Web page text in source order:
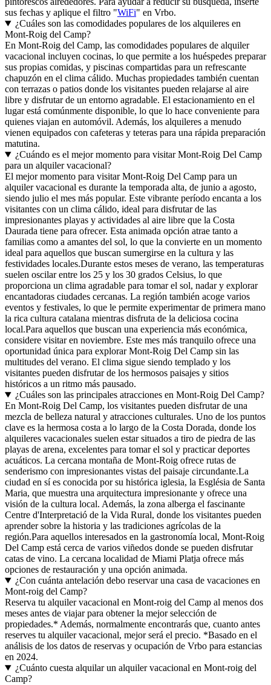
sus fechas y aplique el filtro "WiFi" en Vrbo.
¿Cuáles son las comodidades populares de los alquileres en
Mont-Roig del Camp?
En Mont-Roig del Camp, las comodidades populares de alquiler
vacacional incluyen cocinas, lo que permite a los huéspedes preparar
sus propias comidas, y piscinas compartidas para un refrescante
chapuzón en el clima cálido. Muchas propiedades también cuentan
con terrazas o patios donde los visitantes pueden relajarse al aire
libre y disfrutar de un entorno agradable. El estacionamiento en el
lugar está comúnmente disponible, lo que lo hace conveniente para
quienes viajan en automóvil. Además, los alquileres a menudo
vienen equipados con cafeteras y teteras para una rápida preparación
matutina.
¿Cuándo es el mejor momento para visitar Mont-Roig Del Camp
para un alquiler vacacional?
El mejor momento para visitar Mont-Roig Del Camp para un
alquiler vacacional es durante la temporada alta, de junio a agosto,
siendo julio el mes más popular. Este vibrante período encanta a los
visitantes con un clima cálido, ideal para disfrutar de las
impresionantes playas y actividades al aire libre que la Costa
Daurada tiene para ofrecer. Esta animada opción atrae tanto a
familias como a amantes del sol, lo que la convierte en un momento
ideal para aquellos que buscan sumergirse en la cultura y las
festividades locales.Durante estos meses de verano, las temperaturas
suelen oscilar entre los 25 y los 30 grados Celsius, lo que
proporciona un clima agradable para tomar el sol, nadar y explorar
encantadoras ciudades cercanas. La región también acoge varios
eventos y festivales, lo que le permite experimentar de primera mano
la rica cultura catalana mientras disfruta de la deliciosa cocina
local.Para aquellos que buscan una experiencia más económica,
considere visitar en noviembre. Este mes más tranquilo ofrece una
oportunidad única para explorar Mont-Roig Del Camp sin las
multitudes del verano. El clima sigue siendo templado y los
visitantes pueden disfrutar de los hermosos paisajes y sitios
históricos a un ritmo más pausado.
¿Cuáles son las principales atracciones en Mont-Roig Del Camp?
En Mont-Roig Del Camp, los visitantes pueden disfrutar de una
mezcla de belleza natural y atracciones culturales. Uno de los puntos
clave es la hermosa costa a lo largo de la Costa Dorada, donde los
alquileres vacacionales suelen estar situados a tiro de piedra de las
playas de arena, excelentes para tomar el sol y practicar deportes
acuáticos. La cercana montaña de Mont-Roig ofrece rutas de
senderismo con impresionantes vistas del paisaje circundante.La
ciudad en sí es conocida por su histórica iglesia, la Església de Santa
Maria, que muestra una arquitectura impresionante y ofrece una
visión de la cultura local. Además, la zona alberga el fascinante
Centre d'Interpretació de la Vida Rural, donde los visitantes pueden
aprender sobre la historia y las tradiciones agrícolas de la
región.Para aquellos interesados en la gastronomía local, Mont-Roig
Del Camp está cerca de varios viñedos donde se pueden disfrutar
catas de vino. La cercana localidad de Miami Platja ofrece más
opciones de restauración y una opción animada.
¿Con cuánta antelación debo reservar una casa de vacaciones en
Mont-roig del Camp?
Reserva tu alquiler vacacional en Mont-roig del Camp al menos dos
meses antes de viajar para obtener la mejor selección de
propiedades.* Además, normalmente encontrarás que, cuanto antes
reserves tu alquiler vacacional, mejor será el precio. *Basado en el
análisis de los datos de reservas y ocupación de Vrbo para estancias
en 2024.
¿Cuánto cuesta alquilar un alquiler vacacional en Mont-roig del
Camp?